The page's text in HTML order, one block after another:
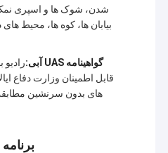
شدن، شوک ها و اسپری
بیابان ها، کوه ها، محیط
گواهینامه UAS آبی:
رادیو
قابل اطمینان وزارت دفاع
های بدون سرنشین